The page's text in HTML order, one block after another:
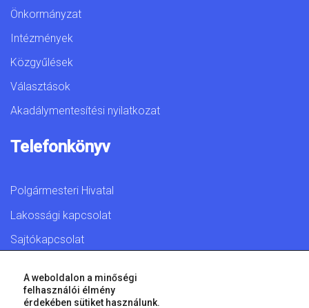
Önkormányzat
Intézmények
Közgyűlések
Választások
Akadálymentesítési nyilatkozat
Telefonkönyv
Polgármesteri Hivatal
Lakossági kapcsolat
Sajtókapcsolat
A weboldalon a minőségi
felhasználói élmény
érdekében sütiket használunk.